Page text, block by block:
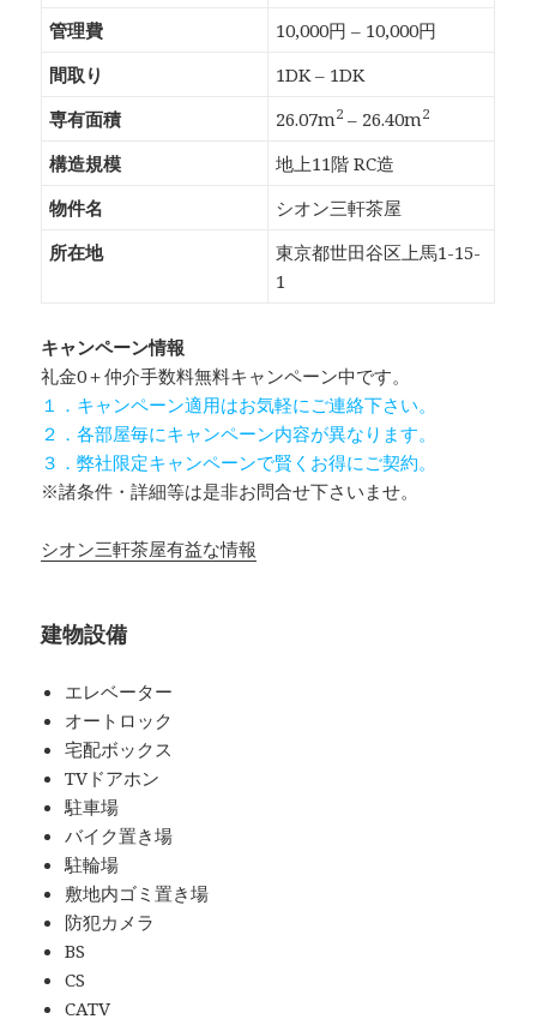
管理費
10,000円 – 10,000円
間取り
1DK – 1DK
専有面積
26.07m2 – 26.40m2
構造規模
地上11階 RC造
物件名
シオン三軒茶屋
所在地
東京都世田谷区上馬1-15-
1
キャンペーン情報
礼金0＋仲介手数料無料キャンペーン中です。
１．キャンペーン適用はお気軽にご連絡下さい。
２．各部屋毎にキャンペーン内容が異なります。
３．弊社限定キャンペーンで賢くお得にご契約。
※諸条件・詳細等は是非お問合せ下さいませ。
シオン三軒茶屋有益な情報
建物設備
エレベーター
オートロック
宅配ボックス
TVドアホン
駐車場
バイク置き場
駐輪場
敷地内ゴミ置き場
防犯カメラ
BS
CS
CATV